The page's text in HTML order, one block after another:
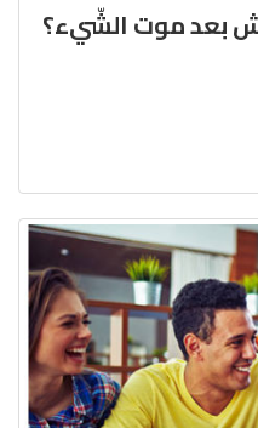
بعد موت الشّيء؟